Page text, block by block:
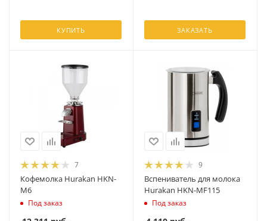
КУПИТЬ ЗАКАЗАТЬ
7
Кофемолка Hurakan HKN-
M6
Под заказ
9
Вспениватель для молока
Hurakan HKN-MF115
Под заказ